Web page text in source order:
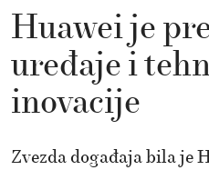
Huawei je
uređaje i
inovacije
Zvezda događaja bila je